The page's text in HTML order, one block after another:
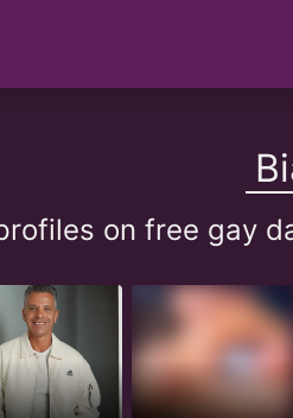
on free gay